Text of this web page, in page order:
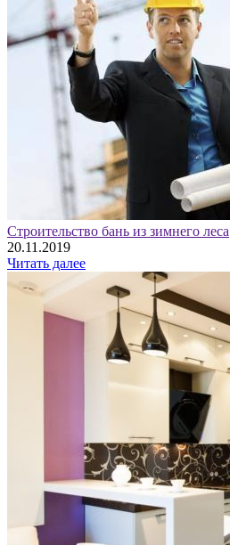
Строительство бань из зимнего леса
20.11.2019
Читать далее